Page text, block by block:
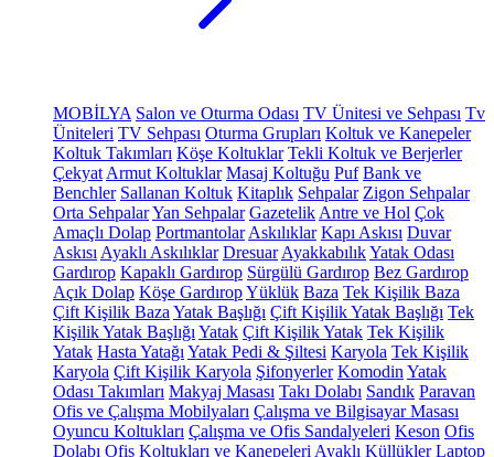
MOBİLYA Salon ve Oturma Odası TV Ünitesi ve Sehpası Tv
Üniteleri TV Sehpası Oturma Grupları Koltuk ve Kanepeler
Koltuk Takımları Köşe Koltuklar Tekli Koltuk ve Berjerler
Çekyat Armut Koltuklar Masaj Koltuğu Puf Bank ve
Benchler Sallanan Koltuk Kitaplık Sehpalar Zigon Sehpalar
Orta SehpalarYan Sehpalar Gazetelik Antre ve Hol Çok
Amaçlı Dolap Portmantolar Askılıklar Kapı Askısı Duvar
Askısı Ayaklı Askılıklar Dresuar AyakkabılıkYatak Odası
Gardırop Kapaklı Gardırop Sürgülü Gardırop Bez Gardırop
Açık Dolap Köşe GardıropYüklük Baza Tek Kişilik Baza
Çift Kişilik Baza Yatak Başlığı Çift Kişilik Yatak Başlığı Tek
Kişilik Yatak Başlığı Yatak Çift Kişilik Yatak Tek Kişilik
Yatak Hasta Yatağı Yatak Pedi & Şiltesi Karyola Tek Kişilik
Karyola Çift Kişilik Karyola Şifonyerler Komodin Yatak
Odası Takımları Makyaj Masası Takı Dolabı Sandık Paravan
Ofis ve Çalışma Mobilyaları Çalışma ve Bilgisayar Masası
Oyuncu Koltukları Çalışma ve Ofis Sandalyeleri Keson Ofis
Dolabı Ofis Koltukları ve Kanepeleri Ayaklı Küllükler Laptop